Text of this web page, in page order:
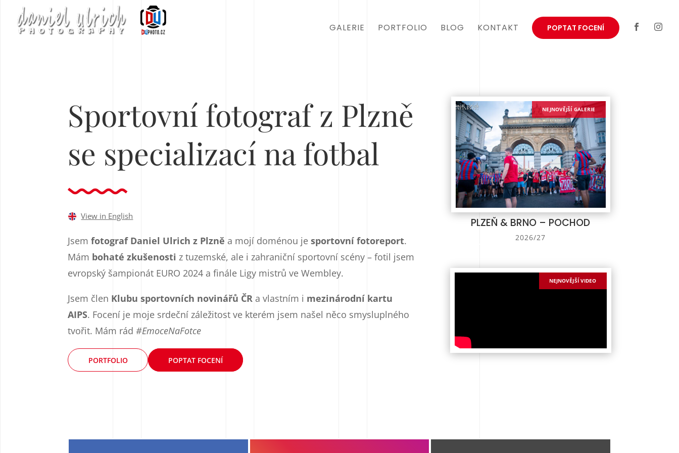
GALERIE PORTFOLIO BLOG KONTAKT POPTAT FOCENÍ  
Sportovní fotograf z Plzně
se specializací na fotbal
View in English
Jsemfotograf Daniel Ulrich z Plzně a mojí doménou jesportovní fotoreport.
Mám bohaté zkušenosti z tuzemské, ale i zahraniční sportovní scény – fotil jsem
evropský šampionát EURO 2024 a finále Ligy mistrů ve Wembley.
Jsem člen Klubu sportovních novinářů ČR a vlastním i mezinárodní kartu
AIPS. Focení je moje srdeční záležitost ve kterém jsem našel něco smysluplného
tvořit. Mám rád#EmoceNaFotce
PORTFOLIO POPTAT FOCENÍ
PLZEŇ & BRNO – POCHOD
2026/27